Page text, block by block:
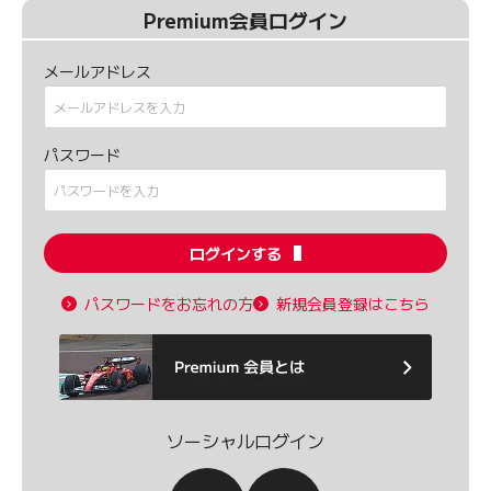
Premium会員ログイン
メールアドレス
パスワード
ログインする
パスワードをお忘れの方 新規会員登録はこちら
ソーシャルログイン